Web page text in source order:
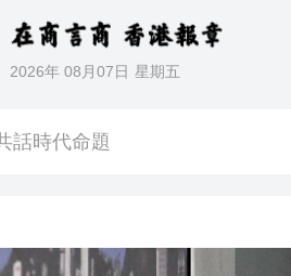
2026年 08月07日 星期五
活動解鎖閱讀新玩法
：依法公正處理黎智英求情 罪證
話時代命題
舊換新帶動消費約18億元